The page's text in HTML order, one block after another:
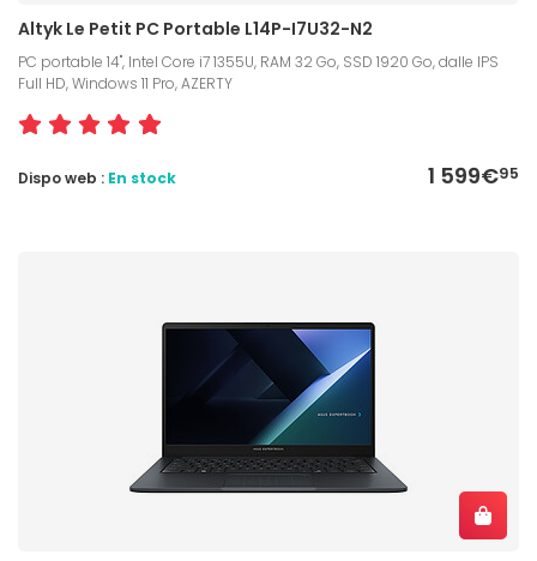
Altyk Le Petit PC Portable L14P-I7U32-N2
PC portable 14", Intel Core i7 1355U, RAM 32 Go, SSD 1920 Go, dalle IPS
Full HD, Windows 11 Pro, AZERTY
1 599€95
Dispo web : En stock